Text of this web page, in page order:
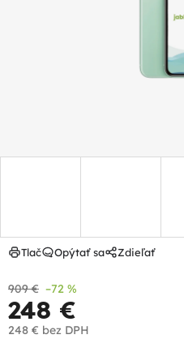
909 € –72 %
248 €
248 € bez DPH
Tlač Opýtať sa Zdieľať